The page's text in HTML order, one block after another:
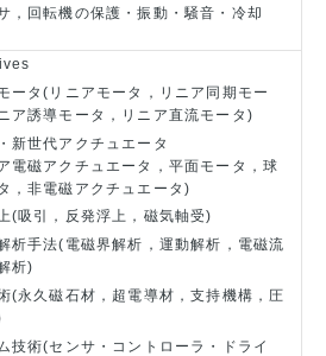
，回転機の保護・振動・騒音・冷却
ータ(リニアモータ，リニア同期モー
ア誘導モータ，リニア直流モータ)
新世代アクチュエータ
電磁アクチュエータ，平面モータ，球
，非電磁アクチュエータ)
(吸引，反発浮上，磁気軸受)
析手法(電磁界解析，運動解析，電磁流
析)
(永久磁石材，超電導材，支持機構，圧
技術(センサ・コントローラ・ドライ